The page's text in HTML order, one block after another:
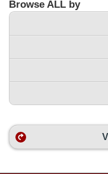
Browse ALL by